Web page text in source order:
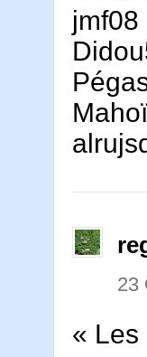
jmf08
Mahoï
23
« Les